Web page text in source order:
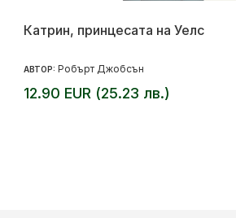
Катрин, принцесата на Уелс
АВТОР: Робърт Джобсън
12.90 EUR (25.23 лв.)